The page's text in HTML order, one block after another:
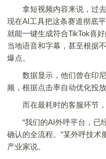
拿短视频内容来说，过去
现在AI工具把这条赛道彻底
就能一键生成符合TikTok喜
当地语音和字幕，甚至根据
爆点。
数据显示，他们曾在印尼
频，根据点击率自动优化投
而在最耗时的客服环节，
“我们的AI外呼平台，已
确认的全流程。”某外呼技术
产业家说。